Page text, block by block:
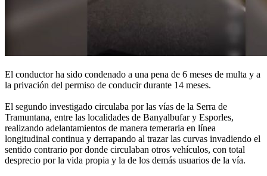
El conductor ha sido condenado a una pena de 6 meses de multa y a
la privación del permiso de conducir durante 14 meses.
El segundo investigado circulaba por las vías de la Serra de
Tramuntana, entre las localidades de Banyalbufar y Esporles,
realizando adelantamientos de manera temeraria en línea
longitudinal continua y derrapando al trazar las curvas invadiendo el
sentido contrario por donde circulaban otros vehículos, con total
desprecio por la vida propia y la de los demás usuarios de la vía.